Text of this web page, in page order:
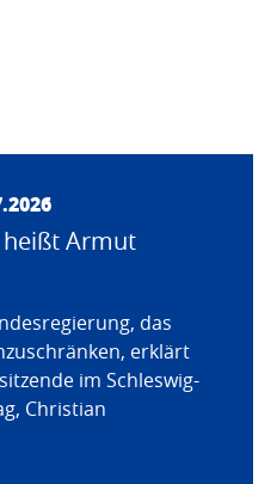
Armut
das
erklärt
im Schleswig-
Christian